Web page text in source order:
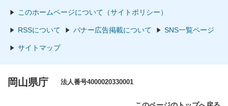
このホームページについて（サイトポリシー）
RSSについて バナー広告掲載について SNS一覧ページ
サイトマップ
岡山県庁 法人番号4000020330001